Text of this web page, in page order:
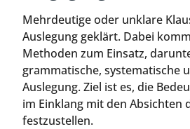
Mehrdeutige oder unklare
Auslegung geklärt. Dabei
Methoden zum Einsatz,
grammatische, systematische
Auslegung. Ziel ist es, die
im Einklang mit den Absichten
festzustellen.